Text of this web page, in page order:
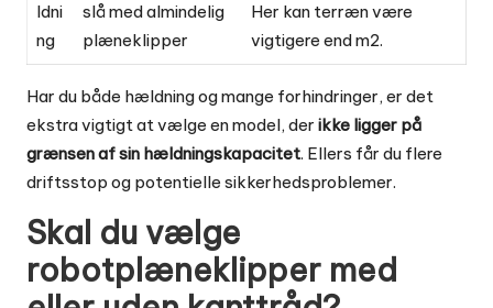
ldni
ng
slå med almindelig
plæneklipper
Her kan terræn være
vigtigere end m2.
Har du både hældning og mange forhindringer, er det
ekstra vigtigt at vælge en model, der ikke ligger på
grænsen af sin hældningskapacitet. Ellers får du flere
driftsstop og potentielle sikkerhedsproblemer.
Skal du vælge
robotplæneklipper med